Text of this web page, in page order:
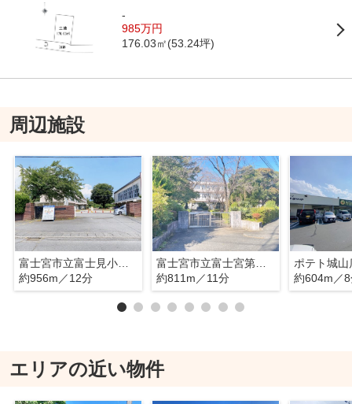
-
985万円
176.03㎡(53.24坪)
周辺施設
富士宮市立富士見小学校
約956m／12分
富士宮市立富士宮第二中学校
約811m／11分
ポテト城山
約604m／
エリアの近い物件